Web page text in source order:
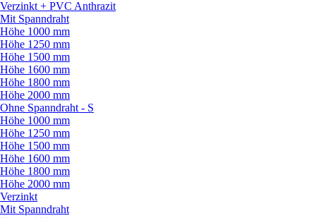
Verzinkt + PVC Anthrazit
Mit Spanndraht
Höhe 1000 mm
Höhe 1250 mm
Höhe 1500 mm
Höhe 1600 mm
Höhe 1800 mm
Höhe 2000 mm
Ohne Spanndraht - S
Höhe 1000 mm
Höhe 1250 mm
Höhe 1500 mm
Höhe 1600 mm
Höhe 1800 mm
Höhe 2000 mm
Verzinkt
Mit Spanndraht